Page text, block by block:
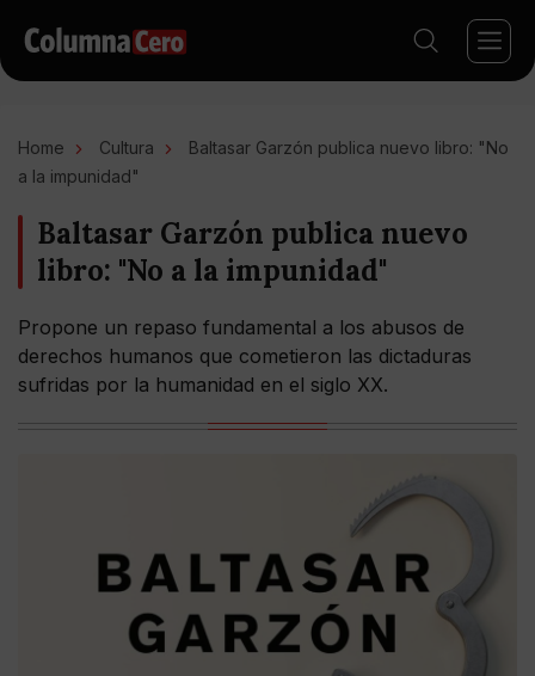
Home Cultura
Baltasar Garzón publica nuevo libro: "No
a la impunidad"
Baltasar Garzón publica nuevo
libro: "No a la impunidad"
Propone un repaso fundamental a los abusos de
derechos humanos que cometieron las dictaduras
sufridas por la humanidad en el siglo XX.